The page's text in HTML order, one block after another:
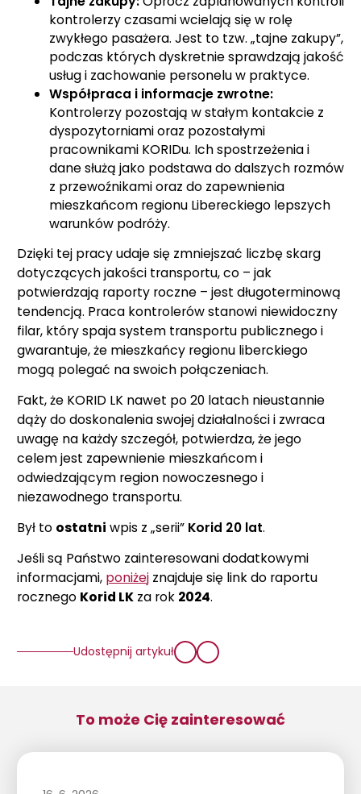
kontrolerzy czasami wcielają się w rolę
zwykłego pasażera. Jest to tzw. „tajne zakupy”,
podczas których dyskretnie sprawdzają jakość
usług i zachowanie personelu w praktyce.
Współpraca i informacje zwrotne:
Kontrolerzy pozostają w stałym kontakcie z
dyspozytorniami oraz pozostałymi
pracownikami KORIDu. Ich spostrzeżenia i
dane służą jako podstawa do dalszych rozmów
z przewoźnikami oraz do zapewnienia
mieszkańcom regionu Libereckiego lepszych
warunków podróży.
Dzięki tej pracy udaje się zmniejszać liczbę skarg
dotyczących jakości transportu, co – jak
potwierdzają raporty roczne – jest długoterminową
tendencją. Praca kontrolerów stanowi niewidoczny
filar, który spaja system transportu publicznego i
gwarantuje, że mieszkańcy regionu liberckiego
mogą polegać na swoich połączeniach.
Fakt, że KORID LK nawet po 20 latach nieustannie
dąży do doskonalenia swojej działalności i zwraca
uwagę na każdy szczegół, potwierdza, że jego
celem jest zapewnienie mieszkańcom i
odwiedzającym region nowoczesnego i
niezawodnego transportu.
Był to ostatni wpis z „serii” Korid 20 lat.
Jeśli są Państwo zainteresowani dodatkowymi
informacjami, poniżej znajduje się link do raportu
rocznego Korid LK za rok 2024.
Udostępnij artykuł
To może Cię zainteresować